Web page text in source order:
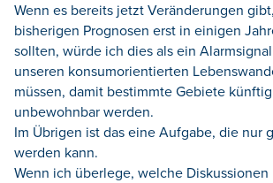
Wenn es bereits jetzt Veränderungen
bisherigen Prognosen erst in einigen
sollten, würde ich dies als ein
unseren konsumorientierten
müssen, damit bestimmte Gebiete
unbewohnbar werden.
Im Übrigen ist das eine Aufgabe, die nur
werden kann.
Wenn ich überlege, welche